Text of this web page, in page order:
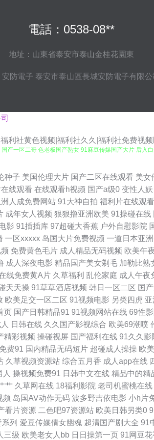
電話：0538-08**
地址：山東省泰安市泰山金桂花園東
安防電子 泰安市泰山區長城安防電子有限公
利社黄色视频|福利社久久|福利社免费视
一区二哥 色老板国产熟女 91麻豆传媒国产大片 后入
一导航 欧美综合亚洲俺也去 91福利视频在线观看 超
花黑料看片跳转 Av自拍探花 日本上难三级大区久久
成人蝌蚪 国内性交肏屄视频 五月丁香六月婷图片 91
级片在线 91九色屁股 国产ts人妖在线播放 五月花av
站 免费观看日韩A片无码 91蜜桃臀 后入空姐范冰水丝
视频 91中日在线 亚州麻豆91av 青草视频91导航 91
自拍欧美 日本黄色高清视频网站 91性生活小视频 男人
蜜臂av网 91传媒在线视频 国产一卡二卡免费观 亚洲
免费入口 AV鲁鲁亚洲 欧美色图婷婷五月天 91婷婷和
五月九一在线 91在线19n 伦理视频91 91n骚女 国产成
网站 伊人福利频在线 国产第25页 五月婷婷激情深爱
种子 美国伦理大片 国产二区在线观看 美女
线观看 在线观看h视频 国产a级0 变性人妖
洲人成免费网站 91大神自拍 福利片在线观看
成年女人视频 狠狠撸亚洲欧美 91操碰在线
影 91插插库 97超碰大香蕉 户外自慰影院
一区xxxxx 岛国大片免费视频 一道日本亚
免费黄色毛片 成人精品无码视频 欧美午
成人深夜电影 精品国产美女剃毛 加勒比熟
线免费黄A片 久草福利 乱伦家庭 成人午夜
天天操 91草草酒店视频 韩日一区二区 国
欧美足交一区二区 91视频电影 另类四虎
页 国产日韩精品91 91视频网站在线 69性
日韩在线 久久国产影视综合 欧美69潮喷
精彩视频 操碰视屏 国产福利在线 91久久影
费91 国内精品无码短片 超碰成人操操 欧
久草视频资源站 综合五月香 成人app在线
操视频免费91 日韩中文在线 精品中的精
艹 久草网在线 18福利影院 老司机蜜桃在线
频 岛国AV动作无码 波多野吉依电影 小h片
看片资源 二色吧97资源站 欧美日韩另类0
系列 爱豆传媒倩女幽魂 超清国产剧大全 91
三级 欧美老女人bb 日日操第一页 91网豆花